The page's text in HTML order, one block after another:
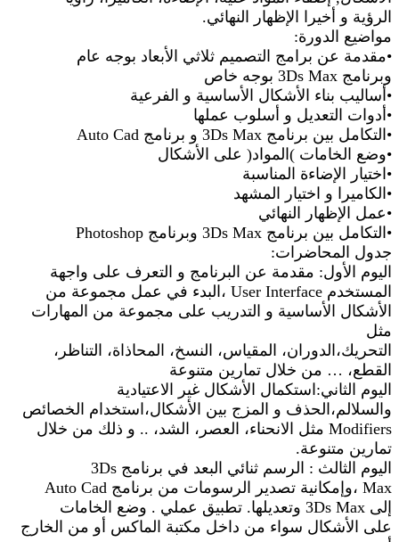
الرؤية و أخيرا الإظهار النهائي.
مواضيع الدورة:
•مقدمة عن برامج التصميم ثلاثي الأبعاد بوجه عام
وبرنامج 3Ds Max بوجه خاص
•أساليب بناء الأشكال الأساسية و الفرعية
•أدوات التعديل و أسلوب عملها
•التكامل بين برنامج 3Ds Max و برنامج Auto Cad
•وضع الخامات )المواد( على الأشكال
•اختيار الإضاءة المناسبة
•الكاميرا و اختيار المشهد
•عمل الإظهار النهائي
•التكامل بين برنامج 3Ds Max وبرنامج Photoshop
جدول المحاضرات:
اليوم الأول: مقدمة عن البرنامج و التعرف على واجهة
المستخدم User Interface ،البدء في عمل مجموعة من
الأشكال الأساسية و التدريب على مجموعة من المهارات
مثل
التحريك،الدوران، المقياس، النسخ، المحاذاة، التناظر،
القطع، … من خلال تمارين متنوعة
اليوم الثاني:استكمال الأشكال غير الاعتيادية
والسلالم،الحذف و المزج بين الأشكال،استخدام الخصائص
Modifiers مثل الانحناء، العصر، الشد، .. و ذلك من خلال
تمارين متنوعة.
اليوم الثالث : الرسم ثنائي البعد في برنامج 3Ds
Max ،وإمكانية تصدير الرسومات من برنامج Auto Cad
إلى 3Ds Max وتعديلها. تطبيق عملي . وضع الخامات
على الأشكال سواء من داخل مكتبة الماكس أو من الخارج